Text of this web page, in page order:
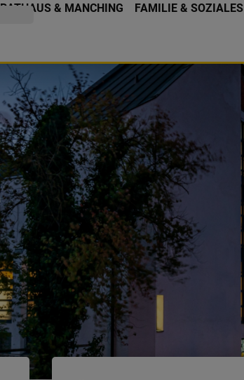
RATHAUS & MANCHING FAMILIE & SOZIALES